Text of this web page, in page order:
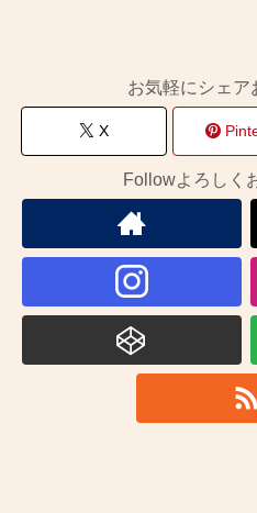
お気軽にシェア
X
Followよろしく